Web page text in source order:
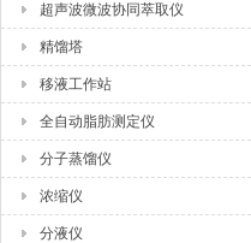
杭州川一实验仪器有限公司
超声波微波协同萃取仪
精馏塔
移液工作站
全自动脂肪测定仪
分子蒸馏仪
浓缩仪
分液仪